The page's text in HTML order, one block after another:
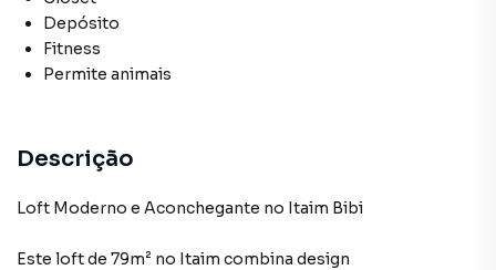
Depósito
Fitness
Permite animais
Descrição
Loft Moderno e Aconchegante no Itaim Bibi
Este loft de 79m² no Itaim combina design